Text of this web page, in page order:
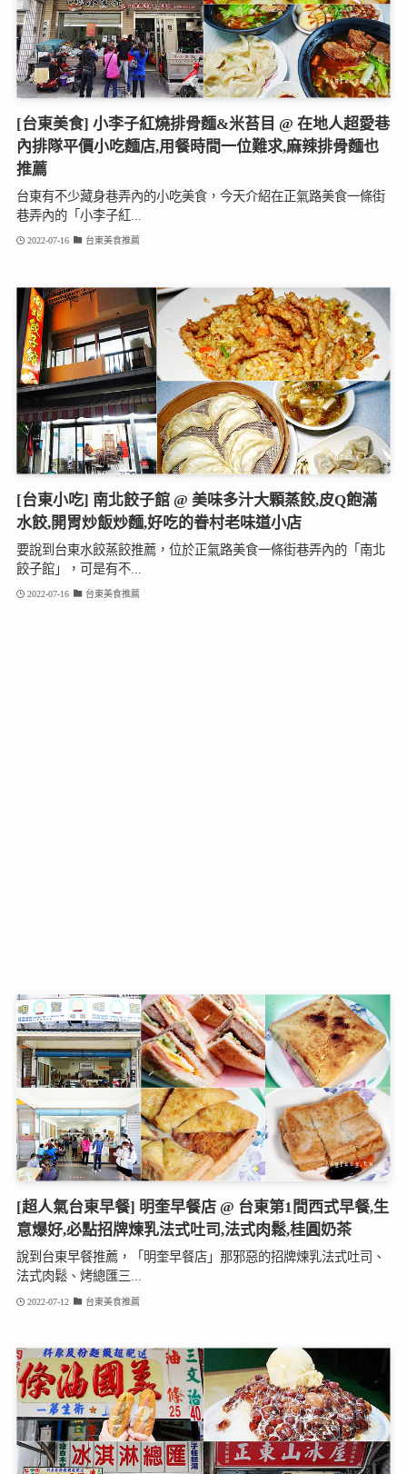
[台東美食] 小李子紅燒排骨麵&米苔目 @ 在地人超愛巷
內排隊平價小吃麵店,用餐時間一位難求,麻辣排骨麵也
推薦
台東有不少藏身巷弄內的小吃美食，今天介紹在正氣路美食一條街
巷弄內的「小李子紅...
2022-07-16 台東美食推薦
[台東小吃] 南北餃子館 @ 美味多汁大顆蒸餃,皮Q飽滿
水餃,開胃炒飯炒麵,好吃的眷村老味道小店
要說到台東水餃蒸餃推薦，位於正氣路美食一條街巷弄內的「南北
餃子館」，可是有不...
2022-07-16 台東美食推薦
[超人氣台東早餐] 明奎早餐店 @ 台東第1間西式早餐,生
意爆好,必點招牌煉乳法式吐司,法式肉鬆,桂圓奶茶
說到台東早餐推薦，「明奎早餐店」那邪惡的招牌煉乳法式吐司、
法式肉鬆、烤總匯三...
2022-07-12 台東美食推薦